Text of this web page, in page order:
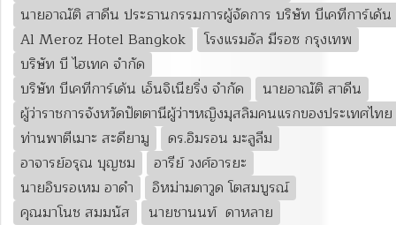
นายอาณัติ สาดีน ประธานกรรมการผู้จัดการ บริษัท บีเคทีการ์เด้
Al Meroz Hotel Bangkok
โรงแรมอัล มีรอซ กรุงเทพ
บริษัท บี ไฮเทค จำกัด
บริษัท บีเคทีการ์เด้น เอ็นจิเนียริ่ง จำกัด
นายอาณัติ สาดีน
ผู้ว่าราชการจังหวัดปัตตานีผู้ว่าฯหญิงมุสลิมคนแรกของประเทศไทย
ท่านพาตีเมาะ สะดียามู
ดร.อิมรอน มะลูลีม
อาจารย์อรุณ บุญชม
อารีย์ วงศ์อารยะ
นายอิบรอเหม อาดำ
อิหม่ามดาวูด โตสมบูรณ์
คุณมาโนช สมมนัส
นายชานนท์ ดาหลาย